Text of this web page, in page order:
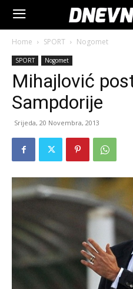
Home SPORT Nogomet
SPORT Nogomet
Mihajlović
Sampdorije
Srijeda, 20 Novembra, 2013